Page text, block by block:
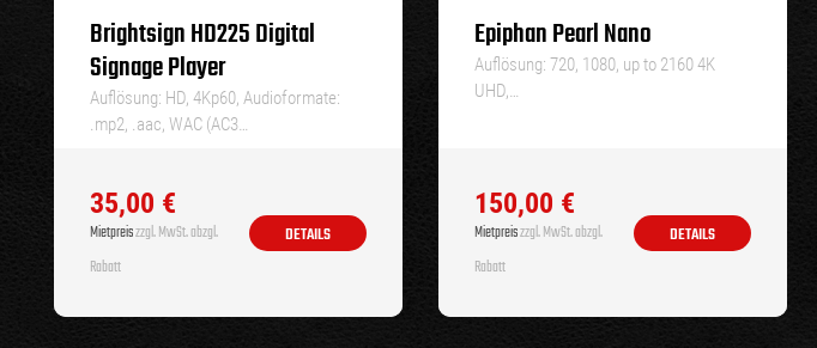
Brightsign HD225 Digital
Signage Player
Auflösung: HD, 4Kp60, Audioformate:
.mp2, .aac, WAC (AC3…
35,00 €
Mietpreiszzgl. MwSt. abzgl.
Rabatt
DETAILS
Epiphan Pearl Nano
Auflösung: 720, 1080, up to 2160 4K
UHD,…
150,00 €
Mietpreiszzgl. MwSt. abzgl.
Rabatt
DETAILS